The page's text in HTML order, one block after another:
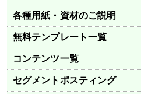
各種用紙・資材のご説明
無料テンプレート一覧
コンテンツ一覧
セグメントポスティング